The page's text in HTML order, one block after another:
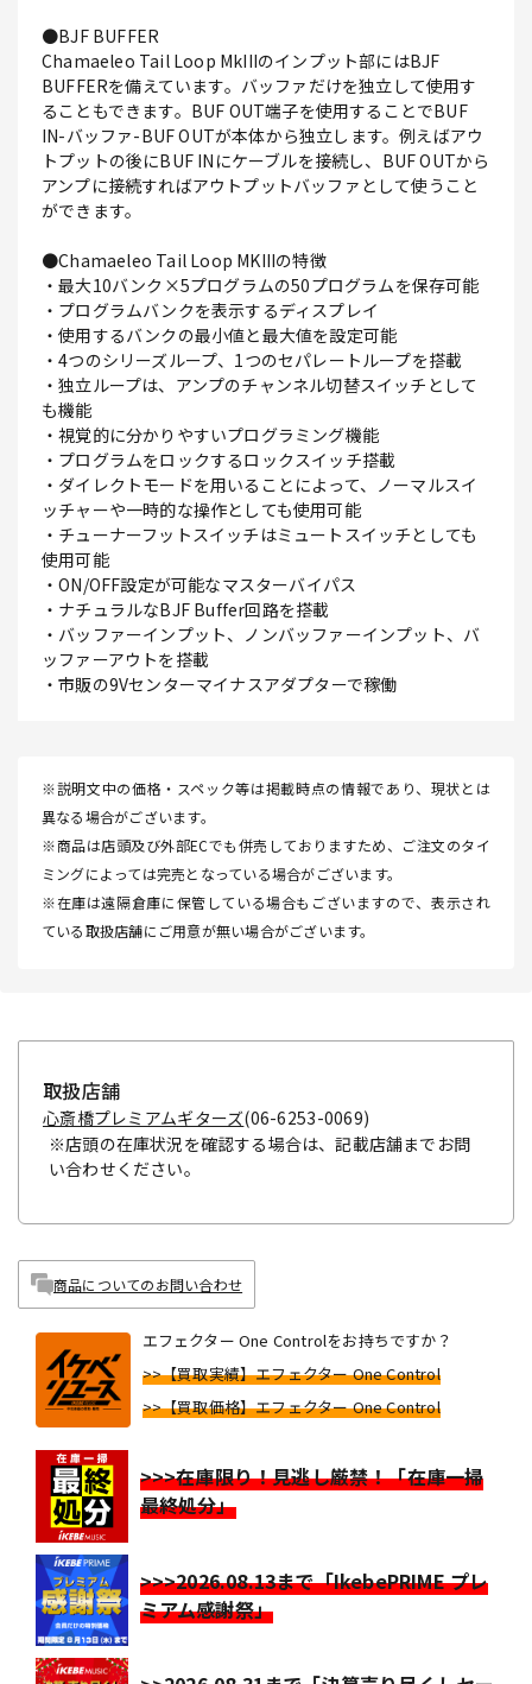
●BJF BUFFER
Chamaeleo Tail Loop MkIIIのインプット部にはBJF
BUFFERを備えています。バッファだけを独立して使用す
ることもできます。BUF OUT端子を使用することでBUF
IN-バッファ-BUF OUTが本体から独立します。例えばアウ
トプットの後にBUF INにケーブルを接続し、BUF OUTから
アンプに接続すればアウトプットバッファとして使うこと
ができます。
●Chamaeleo Tail Loop MKIIIの特徴
・最大10バンク×5プログラムの50プログラムを保存可能
・プログラムバンクを表示するディスプレイ
・使用するバンクの最小値と最大値を設定可能
・4つのシリーズループ、1つのセパレートループを搭載
・独立ループは、アンプのチャンネル切替スイッチとして
も機能
・視覚的に分かりやすいプログラミング機能
・プログラムをロックするロックスイッチ搭載
・ダイレクトモードを用いることによって、ノーマルスイ
ッチャーや一時的な操作としても使用可能
・チューナーフットスイッチはミュートスイッチとしても
使用可能
・ON/OFF設定が可能なマスターバイパス
・ナチュラルなBJF Buffer回路を搭載
・バッファーインプット、ノンバッファーインプット、バ
ッファーアウトを搭載
・市販の9Vセンターマイナスアダプターで稼働
※説明文中の価格・スペック等は掲載時点の情報であり、現状とは
異なる場合がございます。
※商品は店頭及び外部ECでも併売しておりますため、ご注文のタイ
ミングによっては完売となっている場合がございます。
※在庫は遠隔倉庫に保管している場合もございますので、表示され
ている取扱店舗にご用意が無い場合がございます。
取扱店舗
心斎橋プレミアムギターズ(06-6253-0069)
※店頭の在庫状況を確認する場合は、記載店舗までお問
い合わせください。
商品についてのお問い合わせ
エフェクター One Controlをお持ちですか？
>>【買取実績】エフェクター One Control
>>【買取価格】エフェクター One Control
>>>在庫限り！見逃し厳禁！「在庫一掃
最終処分」
>>>2026.08.13まで「IkebePRIME プレ
ミアム感謝祭」